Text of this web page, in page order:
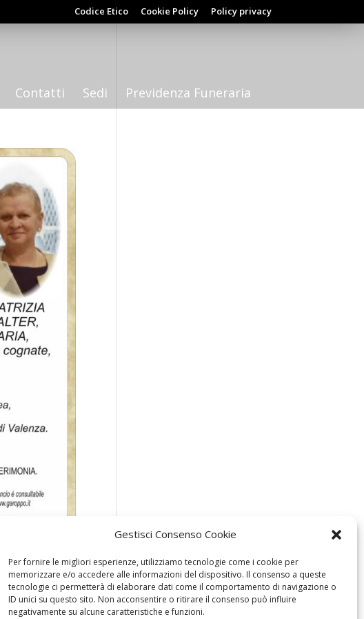
Gestisci Consenso Cookie
Per fornire le migliori esperienze, utilizziamo tecnologie come i cookie per
memorizzare e/o accedere alle informazioni del dispositivo. Il consenso a queste
tecnologie ci permetterà di elaborare dati come il comportamento di navigazione o
ID unici su questo sito. Non acconsentire o ritirare il consenso può influire
negativamente su alcune caratteristiche e funzioni.
Codice Etico Cookie Policy Policy privacy
Contatti Sedi Previdenza Funeraria